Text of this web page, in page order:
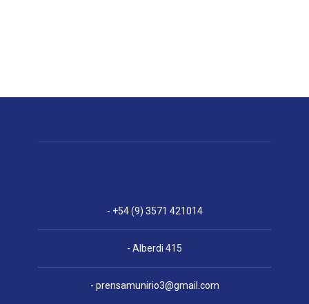
- +54 (9) 3571 421014
- Alberdi 415
- prensamunirio3@gmail.com